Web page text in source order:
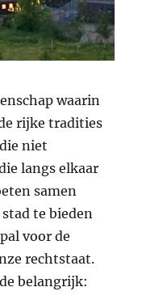
waarin
rijke tradities
niet
langs elkaar
samen
te bieden
voor de
rechtstaat.
belangrijk: